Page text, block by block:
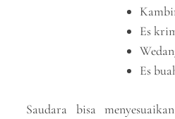
Es
Es
Saudara bisa